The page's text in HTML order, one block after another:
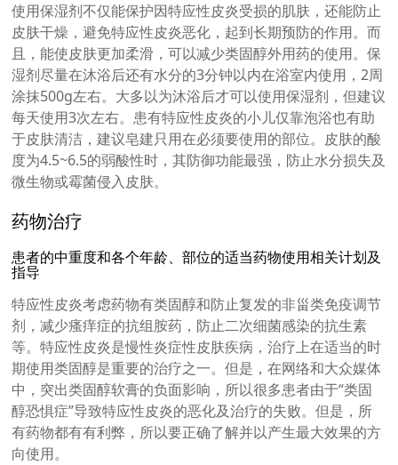
使用保湿剂不仅能保护因特应性皮炎受损的肌肤，还能防止
皮肤干燥，避免特应性皮炎恶化，起到长期预防的作用。而
且，能使皮肤更加柔滑，可以减少类固醇外用药的使用。保
湿剂尽量在沐浴后还有水分的3分钟以内在浴室内使用，2周
涂抹500g左右。大多以为沐浴后才可以使用保湿剂，但建议
每天使用3次左右。患有特应性皮炎的小儿仅靠泡浴也有助
于皮肤清洁，建议皂建只用在必须要使用的部位。皮肤的酸
度为4.5~6.5的弱酸性时，其防御功能最强，防止水分损失及
微生物或霉菌侵入皮肤。
药物治疗
患者的中重度和各个年龄、部位的适当药物使用相关计划及
指导
特应性皮炎考虑药物有类固醇和防止复发的非甾类免疫调节
剂，减少瘙痒症的抗组胺药，防止二次细菌感染的抗生素
等。特应性皮炎是慢性炎症性皮肤疾病，治疗上在适当的时
期使用类固醇是重要的治疗之一。但是，在网络和大众媒体
中，突出类固醇软膏的负面影响，所以很多患者由于“类固
醇恐惧症”导致特应性皮炎的恶化及治疗的失败。但是，所
有药物都有有利弊，所以要正确了解并以产生最大效果的方
向使用。